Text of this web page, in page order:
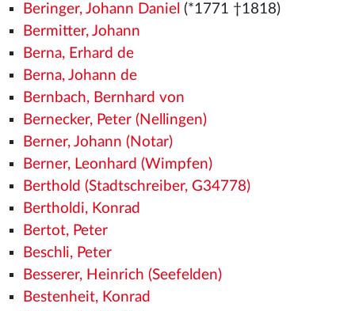
Beringer, Johann Daniel (*1771 †1818)
Bermitter, Johann
Berna, Erhard de
Berna, Johann de
Bernbach, Bernhard von
Bernecker, Peter (Nellingen)
Berner, Johann (Notar)
Berner, Leonhard (Wimpfen)
Berthold (Stadtschreiber, G34778)
Bertholdi, Konrad
Bertot, Peter
Beschli, Peter
Besserer, Heinrich (Seefelden)
Bestenheit, Konrad